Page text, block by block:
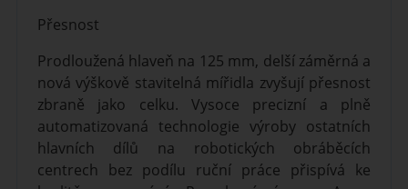
Přesnost
Prodloužená hlaveň na 125 mm, delší záměrná a
nová výškově stavitelná mířidla zvyšují přesnost
zbraně jako celku. Vysoce precizní a plně
automatizovaná technologie výroby ostatních
hlavních dílů na robotických obráběcích
centrech bez podílu ruční práce přispívá ke